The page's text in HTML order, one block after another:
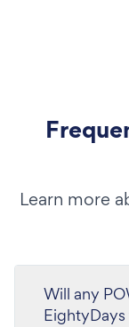
Learn more
Will any